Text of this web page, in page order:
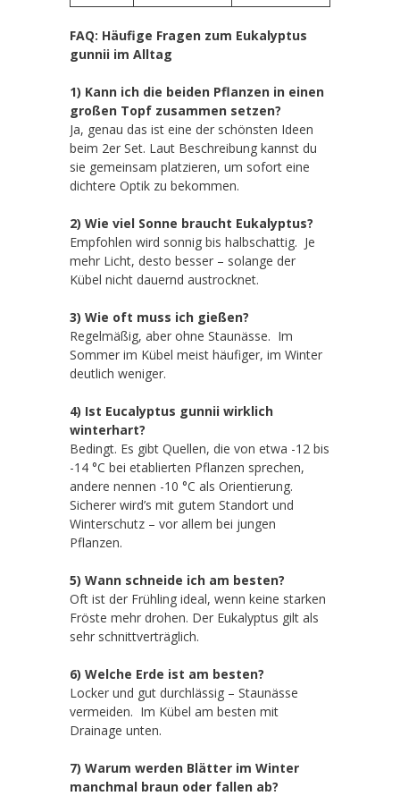
FAQ: Häufige Fragen zum Eukalyptus
gunnii im Alltag
1) Kann ich die beiden Pflanzen in einen
großen Topf zusammen setzen?
Ja, genau das ist eine der schönsten Ideen
beim 2er Set. Laut Beschreibung kannst du
sie gemeinsam platzieren, um sofort eine
dichtere Optik zu bekommen.
2) Wie viel Sonne braucht Eukalyptus?
Empfohlen wird sonnig bis halbschattig. Je
mehr Licht, desto besser – solange der
Kübel nicht dauernd austrocknet.
3) Wie oft muss ich gießen?
Regelmäßig, aber ohne Staunässe. Im
Sommer im Kübel meist häufiger, im Winter
deutlich weniger.
4) Ist Eucalyptus gunnii wirklich
winterhart?
Bedingt. Es gibt Quellen, die von etwa -12 bis
-14 °C bei etablierten Pflanzen sprechen,
andere nennen -10 °C als Orientierung.
Sicherer wird’s mit gutem Standort und
Winterschutz – vor allem bei jungen
Pflanzen.
5) Wann schneide ich am besten?
Oft ist der Frühling ideal, wenn keine starken
Fröste mehr drohen. Der Eukalyptus gilt als
sehr schnittverträglich.
6) Welche Erde ist am besten?
Locker und gut durchlässig – Staunässe
vermeiden. Im Kübel am besten mit
Drainage unten.
7) Warum werden Blätter im Winter
manchmal braun oder fallen ab?